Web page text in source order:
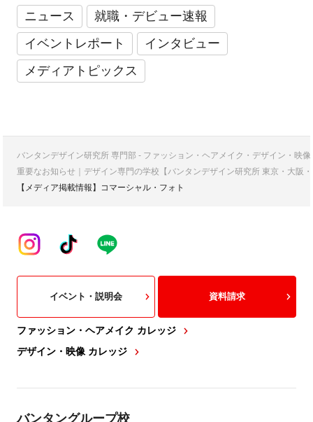
ニュース
就職・デビュー速報
イベントレポート
インタビュー
メディアトピックス
バンタンデザイン研究所 専門部 - ファッション・ヘアメイク・デザイン・映
重要なお知らせ｜デザイン専門の学校【バンタンデザイン研究所 東京・大阪
【メディア掲載情報】コマーシャル・フォト
ファッション・ヘアメイク カレッジ
デザイン・映像 カレッジ
イベント・説明会 資料請求
バンタングループ校